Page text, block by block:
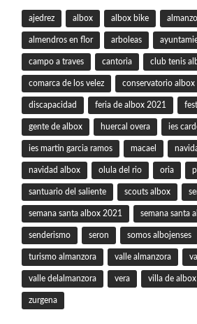
ajedrez albox albox bike
almendros en flor arboleas
campo a traves cantoria club tenis
comarca de los velez conservatorio albox
discapacidad feria de albox 2021
gente de albox huercal overa ies
ies martin garcia ramos macael
navidad albox olula del rio oria
santuario del saliente scouts albox
semana santa albox 2021 semana santa
senderismo seron somos albojenses
turismo almanzora valle almanzora
valle delalmanzora vera villa de albox
zurgena